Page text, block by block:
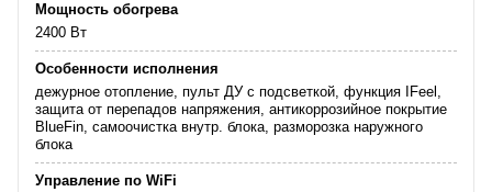
Мощность обогрева
2400 Вт
Особенности исполнения
дежурное отопление, пульт ДУ с подсветкой, функция IFeel,
защита от перепадов напряжения, антикоррозийное покрытие
BlueFin, самоочистка внутр. блока, разморозка наружного
блока
Управление по WiFi